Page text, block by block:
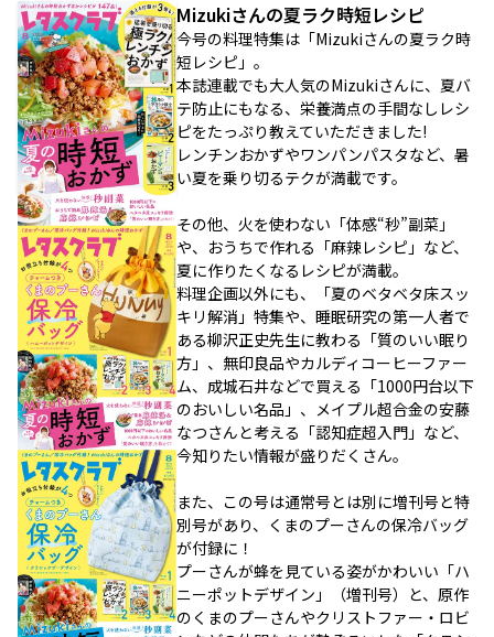
Mizukiさんの夏ラク時短レシピ
今号の料理特集は「Mizukiさんの夏ラク時
短レシピ」。
本誌連載でも大人気のMizukiさんに、夏バ
テ防止にもなる、栄養満点の手間なしレシ
ピをたっぷり教えていただきました!
レンチンおかずやワンパンパスタなど、暑
い夏を乗り切るテクが満載です。
その他、火を使わない「体感“秒”副菜」
や、おうちで作れる「麻辣レシピ」など、
夏に作りたくなるレシピが満載。
料理企画以外にも、「夏のベタベタ床スッ
キリ解消」特集や、睡眠研究の第一人者で
ある柳沢正史先生に教わる「質のいい眠り
方」、無印良品やカルディコーヒーファー
ム、成城石井などで買える「1000円台以下
のおいしい名品」、メイプル超合金の安藤
なつさんと考える「認知症超入門」など、
今知りたい情報が盛りだくさん。
また、この号は通常号とは別に増刊号と特
別号があり、くまのプーさんの保冷バッグ
が付録に！
プーさんが蜂を見ている姿がかわいい「ハ
ニーポットデザイン」（増刊号）と、原作
のくまのプーさんやクリストファー・ロビ